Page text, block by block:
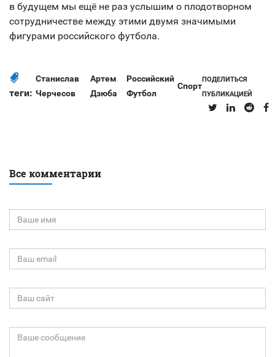
в будущем мы ещё не раз услышим о плодотворном
сотрудничестве между этими двумя значимыми
фигурами российского футбола.
теги:
Станислав
Черчесов
Артем
Дзюба
Российский
Футбол
Спорт
ПОДЕЛИТЬСЯ
ПУБЛИКАЦИЕЙ
Все комментарии